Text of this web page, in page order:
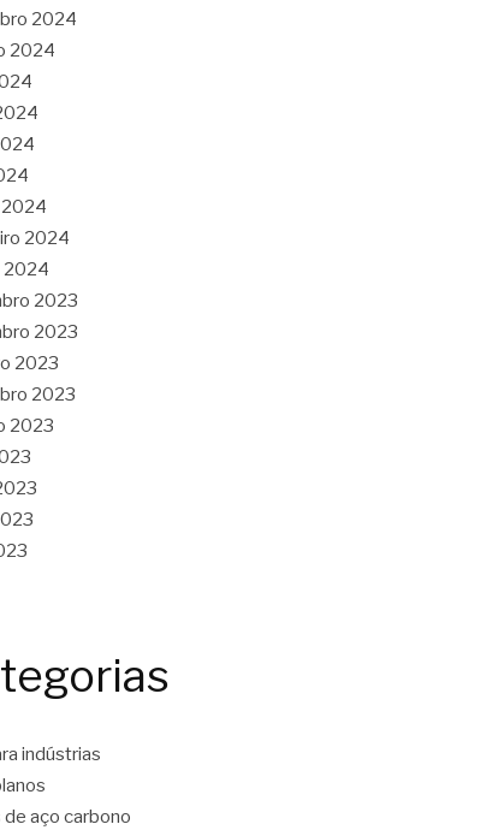
2024
2024
2024
2024
2023
2023
2023
2023
2023
indústrias
de aço carbono